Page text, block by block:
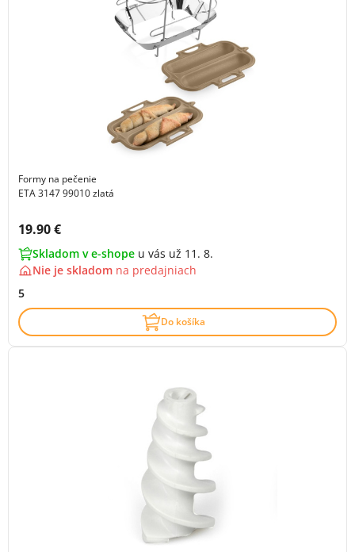
Formy na pečenie
ETA 3147 99010 zlatá
Cena s DPH:
19.90 €
Skladom v e-shope u vás už 11. 8.
Nie je skladom na predajniach
5
Do košíka